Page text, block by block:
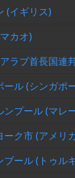
(イギリス)
カオ)
ラブ首長国連
ール (シンガポ
ンプール (マレ
ーク市 (アメリ
ブール (トゥル